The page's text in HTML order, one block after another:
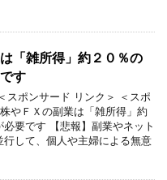
「雑所得」約２０％の
す
スポンサード リンク＞ ＜スポ
やＦＸの副業は「雑所得」約
必要です 【悲報】副業やネット
行して、個人や主婦による無意